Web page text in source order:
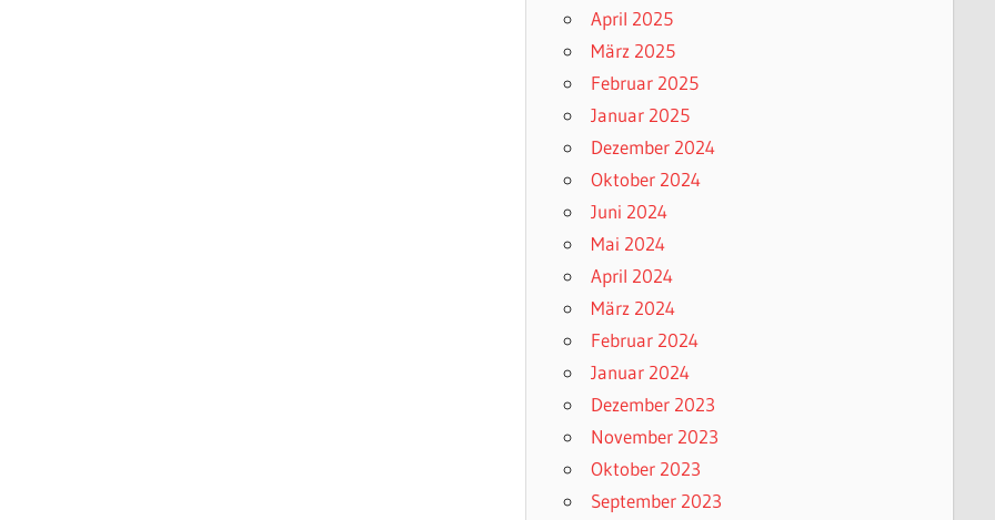
April 2025
März 2025
Februar 2025
Januar 2025
Dezember 2024
Oktober 2024
Juni 2024
Mai 2024
April 2024
März 2024
Februar 2024
Januar 2024
Dezember 2023
November 2023
Oktober 2023
September 2023